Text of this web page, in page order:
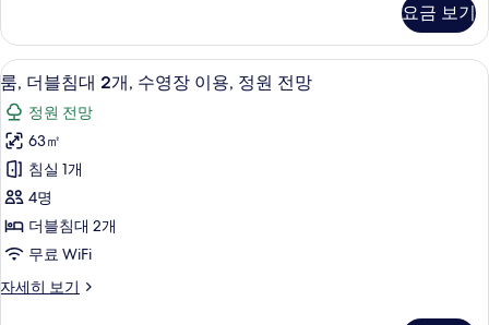
기
기
망
(Lagoon
Access)
사
진
모
두
보
기
대
개,
정
원
전
망
(Lagoon
Access)
자
세
히
기
요금 보기
룸,
더
블
침
대
2
개,
수
영
6
룸, 더블침대 2개, 수영장 이용, 정원 전망
정원 전망
63㎡
침실 1개
4명
더블침대 2개
무료 WiFi
자세히 보기
룸,